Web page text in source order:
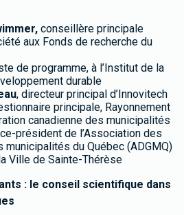
conseillère principale
aux Fonds de recherche du
de programme, à l’Institut de la
durable
, directeur principal d’Innovitech
principale, Rayonnement
canadienne des municipalités
président de l’Association des
du Québec (ADGMQ)
Ville de Sainte-Thérèse
: le conseil scientifique dans